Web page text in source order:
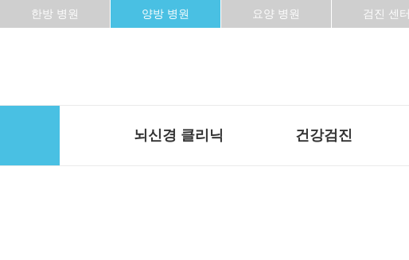
한방 병원 양방 병원 요양 병원 검진 센터
뇌신경 클리닉 건강검진